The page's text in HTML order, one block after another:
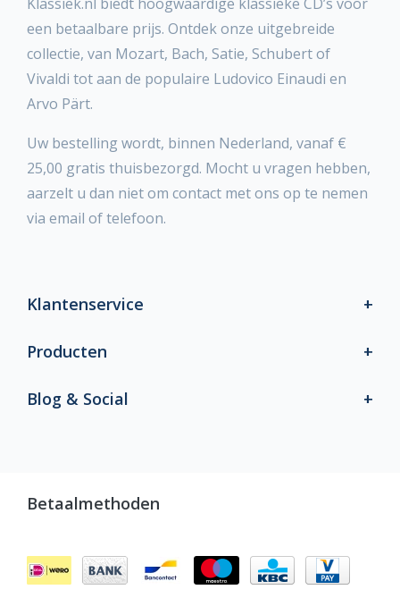
een betaalbare prijs. Ontdek onze uitgebreide
collectie, van Mozart, Bach, Satie, Schubert of
Vivaldi tot aan de populaire Ludovico Einaudi en
Arvo Pärt.
Uw bestelling wordt, binnen Nederland, vanaf €
25,00 gratis thuisbezorgd. Mocht u vragen hebben,
aarzelt u dan niet om contact met ons op te nemen
via email of telefoon.
Klantenservice
Producten
Blog & Social
Betaalmethoden